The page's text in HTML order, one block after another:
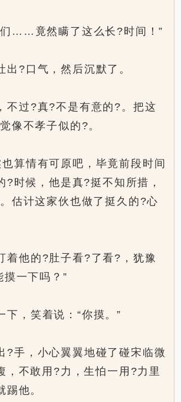
们……竟然瞒了这么长?时间！”
出?口气，然后沉默了。
不过?真?不是有意的?。把这
像不孝子似的?。
算情有可原吧，毕竟前段时间
?时候，他是真?挺不知所措，
估计这家伙也做了挺久的?心
着他的?肚子看?了看?，犹豫
一下吗？”
下，笑着说：“你摸。”
?手，小心翼翼地碰了碰宋临微
，不敢用?力，生怕一用?力里
踢他。